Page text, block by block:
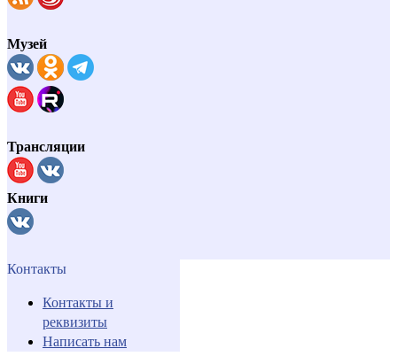
Музей
Трансляции
Книги
Контакты
Контакты и
реквизиты
Написать нам